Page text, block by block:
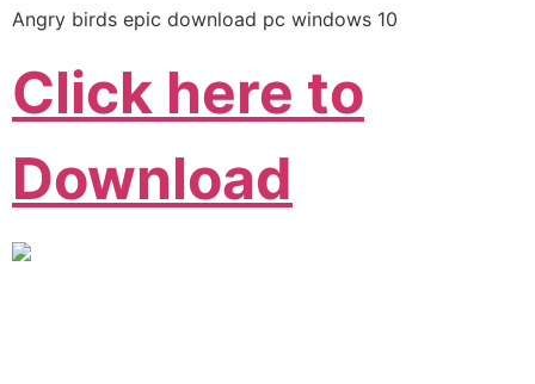
Angry birds epic download pc windows 10
Click here to
Download